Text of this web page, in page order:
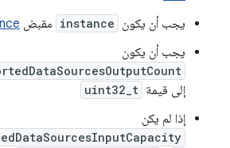
يجب أن يكون instance مقبض
يجب أن يكون
إلى قيمة uint32_t
إذا لم يكن